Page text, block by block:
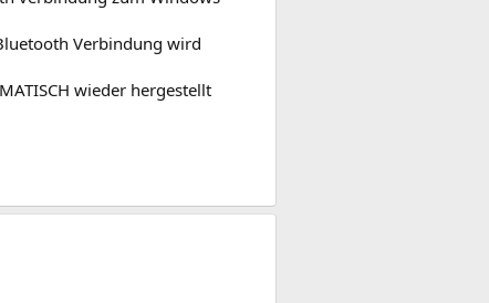
Verbindung wird
wieder hergestellt